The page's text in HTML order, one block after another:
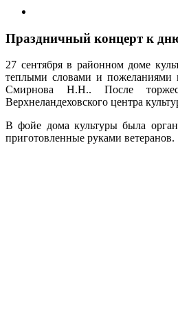
Праздничный концерт к
27 сентября в районном доме
теплыми словами и пожеланиями
Смирнова Н.Н.. После
Верхнеландеховского центра
В фойе дома культуры была
приготовленные руками ветеранов.